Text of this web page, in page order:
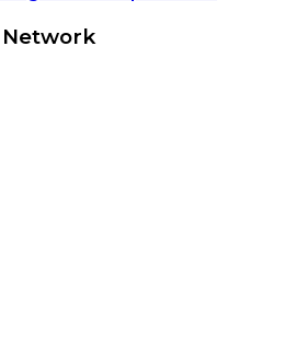
Network